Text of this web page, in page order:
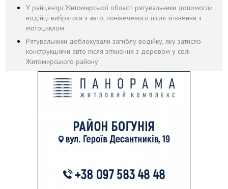
У райцентрі Житомирської області рятувальники допомогли
водійці вибратися з авто, понівеченого після зіткнення з
мотоциклом
Рятувальники деблокували загиблу водійку, яку затисло
конструкціями авто після зіткнення з деревом у селі
Житомирського району